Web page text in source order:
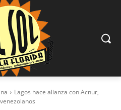
Lagos hace alianza con Acnur,